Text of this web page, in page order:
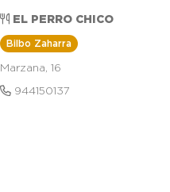
EL PERRO CHICO
Bilbo Zaharra
Marzana, 16
944150137